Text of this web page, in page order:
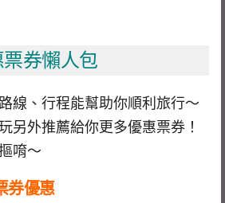
券懶人包
線、行程能幫助你順利旅行～
另外推薦給你更多優惠票券！
唷～
券優惠